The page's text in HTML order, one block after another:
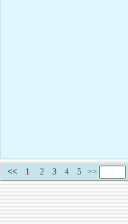
<< 1 2 3 4 5 >>